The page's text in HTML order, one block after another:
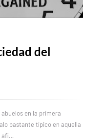
del
en la primera
bastante típico en aquella
afi…